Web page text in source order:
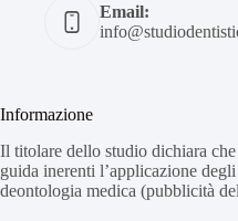
Email:
Informazione
Il titolare dello studio dichiara
guida inerenti l’applicazione
deontologia medica (pubblicità